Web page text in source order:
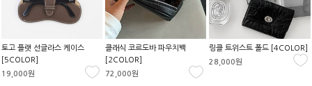
토고 플랫 선글라스 케이스
[5COLOR]
19,000원
클래식 코르도바 파우치백
[2COLOR]
72,000원
링클 트위스트 폴드 [4COLOR]
28,000원